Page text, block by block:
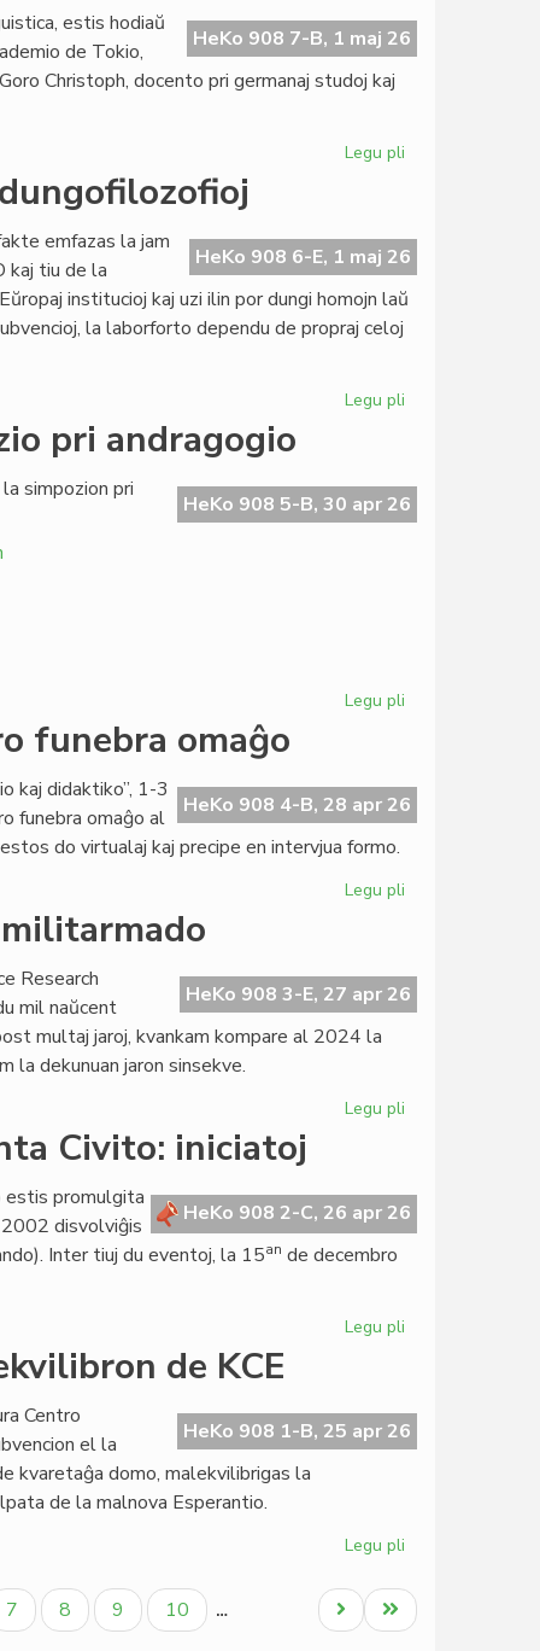
didaktiko
stimulas
HeKo 908 7-B, 1 maj 26
estis hodiaŭ
de Tokio,
Christoph, docento pri germanaj studoj kaj
Legu pli
Tokio
HeKo 908 6-E, 1 maj 26
emfazas la jam
kaj tiu de la
institucioj kaj uzi ilin por dungi homojn laŭ
la laborforto dependu de propraj celoj
Legu pli
du
kontrastaj
pri andragogio
HeKo 908 5-B, 30 apr 26
simpozion pri
Legu pli
sia
simpozio
funebra omaĝo
HeKo 908 4-B, 28 apr 26
kaj didaktiko”, 1-3
funebra omaĝo al
do virtualaj kaj precipe en intervjua formo.
Legu pli
formo
pro
HeKo 908 3-E, 27 apr 26
Research
mil naŭcent
multaj jaroj, kvankam kompare al 2024 la
la dekunuan jaron sinsekve.
Legu pli
elspezoj
en
Civito: iniciatoj
HeKo 908 2-C, 26 apr 26
estis promulgita
disvolviĝis
Inter tiuj du eventoj, la 15an de decembro
Legu pli
la
Esperanta
de KCE
HeKo 908 1-B, 25 apr 26
Centro
el la
kvaretaĝa domo, malekvilibrigas la
de la malnova Esperantio.
Legu pli
fisko
minacas
Paĝo
7 Paĝo
8 Paĝo
9 Paĝo
10 …
Last
page
Next
page